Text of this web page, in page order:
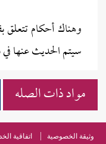
وهناك أحكام تتعلق
سيتم الحديث عنها
مواد ذات الصله
وثيقة الخصوصية اتفاقية